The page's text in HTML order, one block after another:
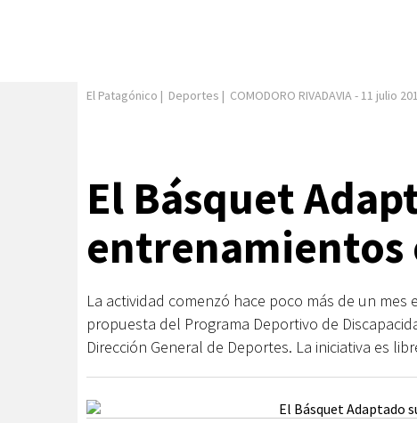
El Patagónico | Deportes | COMODORO RIVADAVIA- 11 julio
El Básquet
entrenamientos
La actividad comenzó hace poco más de un
propuesta del Programa Deportivo de
Dirección General de Deportes. La iniciativa es